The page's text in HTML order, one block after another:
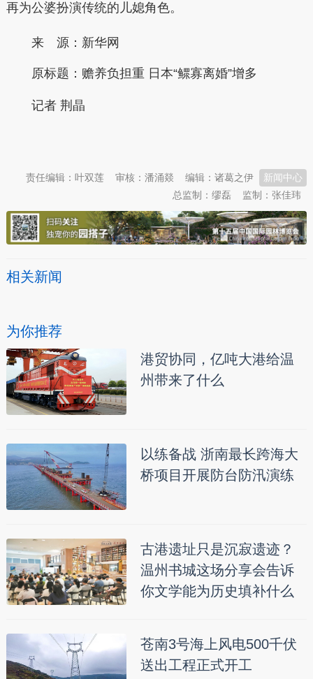
再为公婆扮演传统的儿媳角色。
来 源：新华网
原标题： 赡养负担重 日本“鳏寡离婚”增多
记者 荆晶
新闻中心
编辑：诸葛之伊
审核：潘涌燚
责任编辑：叶双莲
监制：张佳玮
总监制：缪磊
相关新闻
为你推荐
港贸协同，亿吨大港给温
州带来了什么
以练备战 浙南最长跨海大
桥项目开展防台防汛演练
古港遗址只是沉寂遗迹？
温州书城这场分享会告诉
你文学能为历史填补什么
苍南3号海上风电500千伏
送出工程正式开工